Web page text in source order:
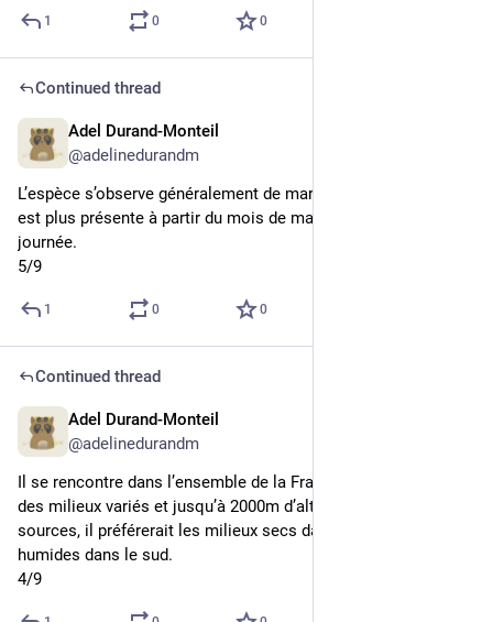
1 0 0
Continued thread
Adel Durand-Monteil
@adelinedurandm
L’espèce s’observe généralement de mars à novembre, mais
est plus présente à partir du mois de mai. Elle est active en
journée.
5/9
1 0 0
Continued thread
Adel Durand-Monteil
@adelinedurandm
Il se rencontre dans l’ensemble de la France hexagonale, dans
des milieux variés et jusqu’à 2000m d’altitude. Selon certaines
sources, il préférerait les milieux secs dans le nord et plus
humides dans le sud.
4/9